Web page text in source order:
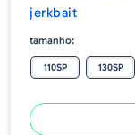
jerkbait
tamanho:
110SP 130SP